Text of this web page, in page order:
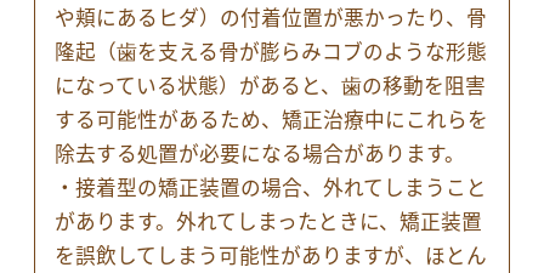
や頬にあるヒダ）の付着位置が悪かったり、骨
隆起（歯を支える骨が膨らみコブのような形態
になっている状態）があると、歯の移動を阻害
する可能性があるため、矯正治療中にこれらを
除去する処置が必要になる場合があります。
・接着型の矯正装置の場合、外れてしまうこと
があります。外れてしまったときに、矯正装置
を誤飲してしまう可能性がありますが、ほとん